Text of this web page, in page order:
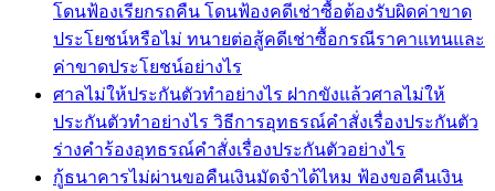
โดนฟ้องเรียกรถคืน โดนฟ้องคดีเช่าซื้อต้องรับผิดค่าขาด
ประโยชน์หรือไม่ ทนายต่อสู้คดีเช่าซื้อกรณีราคาแทนและ
ค่าขาดประโยชน์อย่างไร
ศาลไม่ให้ประกันตัวทำอย่างไร ฝากขังแล้วศาลไม่ให้
ประกันตัวทำอย่างไร วิธีการอุทธรณ์คำสั่งเรื่องประกันตัว
ร่างคำร้องอุทธรณ์คำสั่งเรื่องประกันตัวอย่างไร
กู้ธนาคารไม่ผ่านขอคืนเงินมัดจำได้ไหม ฟ้องขอคืนเงิน